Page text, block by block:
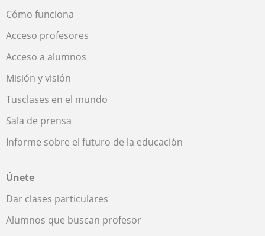
Cómo funciona
Acceso profesores
Acceso a alumnos
Misión y visión
Tusclases en el mundo
Sala de prensa
Informe sobre el futuro de la educación
Únete
Dar clases particulares
Alumnos que buscan profesor